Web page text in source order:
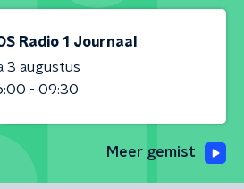
Radio 1 Journaal
3 augustus
- 09:30
Meer gemist